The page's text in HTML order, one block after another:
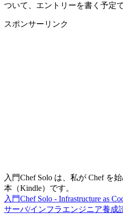
ついて、エントリーを書く予定で
スポンサーリンク
入門Chef Solo は、私が Chef を
本（Kindle）です。
入門Chef Solo - Infrastructure as
サーバ/インフラエンジニア養成